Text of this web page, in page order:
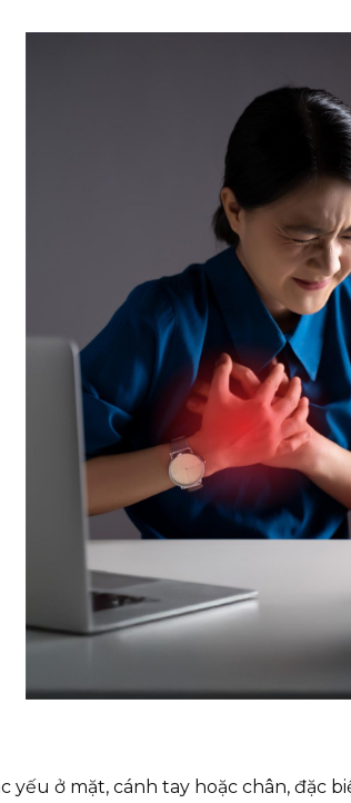
yếu ở mặt, cánh tay hoặc chân, đặc